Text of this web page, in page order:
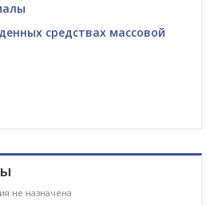
средствах массовой
не назначена